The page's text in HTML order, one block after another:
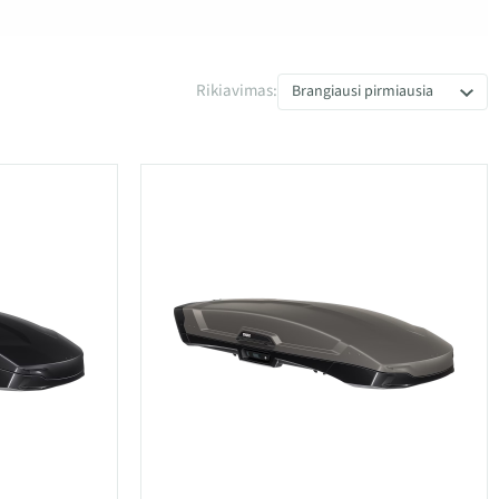
Rikiavimas: Brangiausi pirmiausia